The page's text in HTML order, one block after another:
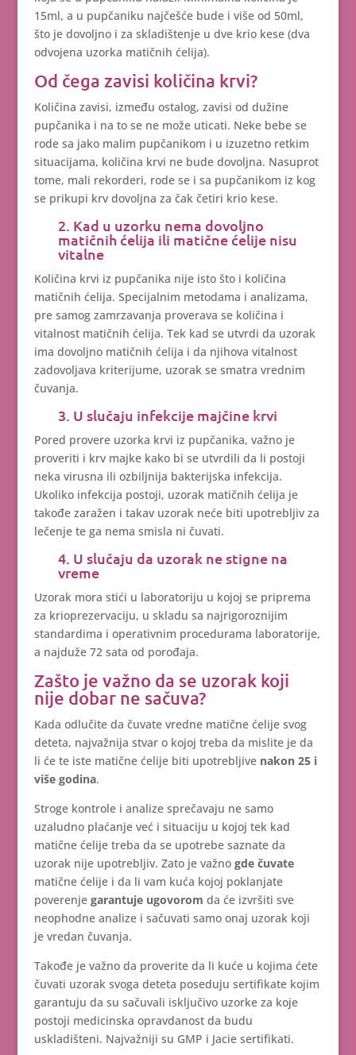
15ml, a u pupčaniku najčešće bude i više od 50ml,
što je dovoljno i za skladištenje u dve krio kese (dva
odvojena uzorka matičnih ćelija).
Od čega zavisi količina krvi?
Količina zavisi, između ostalog, zavisi od dužine
pupčanika i na to se ne može uticati. Neke bebe se
rode sa jako malim pupčanikom i u izuzetno retkim
situacijama, količina krvi ne bude dovoljna. Nasuprot
tome, mali rekorderi, rode se i sa pupčanikom iz kog
se prikupi krv dovoljna za čak četiri krio kese.
2. Kad u uzorku nema dovoljno
matičnih ćelija ili matične ćelije nisu
vitalne
Količina krvi iz pupčanika nije isto što i količina
matičnih ćelija. Specijalnim metodama i analizama,
pre samog zamrzavanja proverava se količina i
vitalnost matičnih ćelija. Tek kad se utvrdi da uzorak
ima dovoljno matičnih ćelija i da njihova vitalnost
zadovoljava kriterijume, uzorak se smatra vrednim
čuvanja.
3. U slučaju infekcije majčine krvi
Pored provere uzorka krvi iz pupčanika, važno je
proveriti i krv majke kako bi se utvrdili da li postoji
neka virusna ili ozbiljnija bakterijska infekcija.
Ukoliko infekcija postoji, uzorak matičnih ćelija je
takođe zaražen i takav uzorak neće biti upotrebljiv za
lečenje te ga nema smisla ni čuvati.
4. U slučaju da uzorak ne stigne na
vreme
Uzorak mora stići u laboratoriju u kojoj se priprema
za krioprezervaciju, u skladu sa najrigoroznijim
standardima i operativnim procedurama laboratorije,
a najduže 72 sata od porođaja.
Zašto je važno da se uzorak koji
nije dobar ne sačuva?
Kada odlučite da čuvate vredne matične ćelije svog
deteta, najvažnija stvar o kojoj treba da mislite je da
li će te iste matične ćelije biti upotrebljive nakon 25 i
više godina.
Stroge kontrole i analize sprečavaju ne samo
uzaludno plaćanje već i situaciju u kojoj tek kad
matične ćelije treba da se upotrebe saznate da
uzorak nije upotrebljiv. Zato je važno gde čuvate
matične ćelije i da li vam kuća kojoj poklanjate
poverenje garantuje ugovorom da će izvršiti sve
neophodne analize i sačuvati samo onaj uzorak koji
je vredan čuvanja.
Takođe je važno da proverite da li kuće u kojima ćete
čuvati uzorak svoga deteta poseduju sertifikate kojim
garantuju da su sačuvali isključivo uzorke za koje
postoji medicinska opravdanost da budu
uskladišteni. Najvažniji su GMP i Jacie sertifikati.